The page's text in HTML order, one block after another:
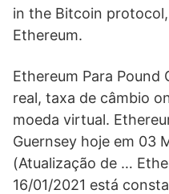
in the Bitcoin
Ethereum.
Ethereum Para Pound
real, taxa de câmbio
moeda virtual.
Guernsey hoje em 03
(Atualização de …
16/01/2021 está